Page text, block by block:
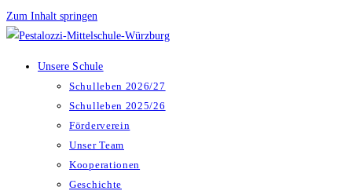
Zum Inhalt springen
Unsere Schule
Schulleben 2026/27
Schulleben 2025/26
Förderverein
Unser Team
Kooperationen
Geschichte